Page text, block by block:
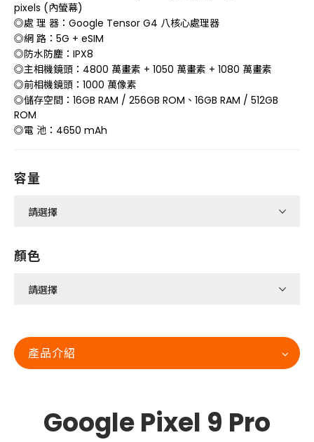
pixels (內螢幕)
◎處 理 器：Google Tensor G4 八核心處理器
◎網 路：5G + eSIM
◎防水防塵：IPX8
◎主相機鏡頭：4800 萬畫素 + 1050 萬畫素 + 1080 萬畫素
◎前相機鏡頭：1000 萬像素
◎儲存空間：16GB RAM / 256GB ROM、16GB RAM / 512GB
ROM
◎電 池：4650 mAh
容量
顏色
產品介紹
Google Pixel 9 Pro